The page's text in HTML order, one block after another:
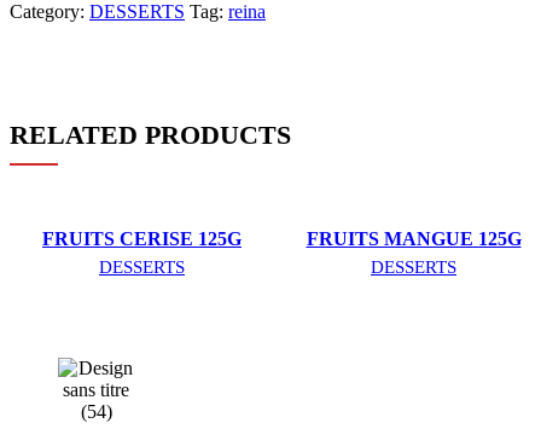
Category: DESSERTS Tag: reina
RELATED PRODUCTS
FRUITS CERISE 125G
DESSERTS
FRUITS MANGUE 125G
DESSERTS